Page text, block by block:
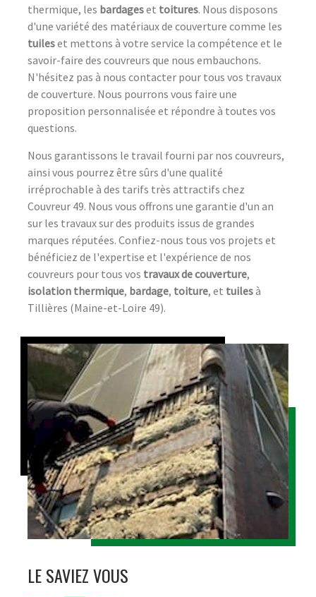
thermique, les bardageset toitures. Nous disposons
d'une variété des matériaux de couverture comme les
tuileset mettons à votre service la compétence et le
savoir-faire des couvreurs que nous embauchons.
N'hésitez pas à nous contacter pour tous vos travaux
de couverture. Nous pourrons vous faire une
proposition personnalisée et répondre à toutes vos
questions.
Nous garantissons le travail fourni par nos couvreurs,
ainsi vous pourrez être sûrs d'une qualité
irréprochable à des tarifs très attractifs chez
Couvreur 49. Nous vous offrons une garantie d'un an
sur les travaux sur des produits issus de grandes
marques réputées. Confiez-nous tous vos projets et
bénéficiez de l'expertise et l'expérience de nos
couvreurs pour tous vos travaux de couverture,
isolation thermique, bardage, toiture, et tuilesà
Tillières (Maine-et-Loire 49).
LE SAVIEZ VOUS